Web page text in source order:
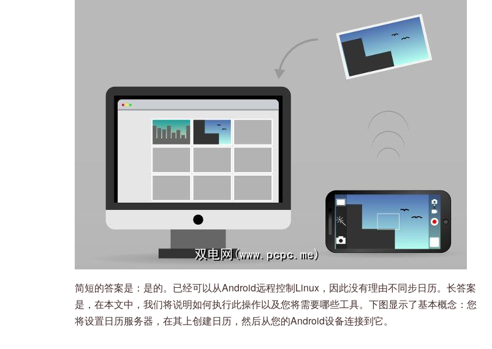
简短的答案是：是的。已经可以从Android远程控制Linux，因此没有理由不同步日历。长答案
是，在本文中，我们将说明如何执行此操作以及您将需要哪些工具。下图显示了基本概念：您
将设置日历服务器，在其上创建日历，然后从您的Android设备连接到它。